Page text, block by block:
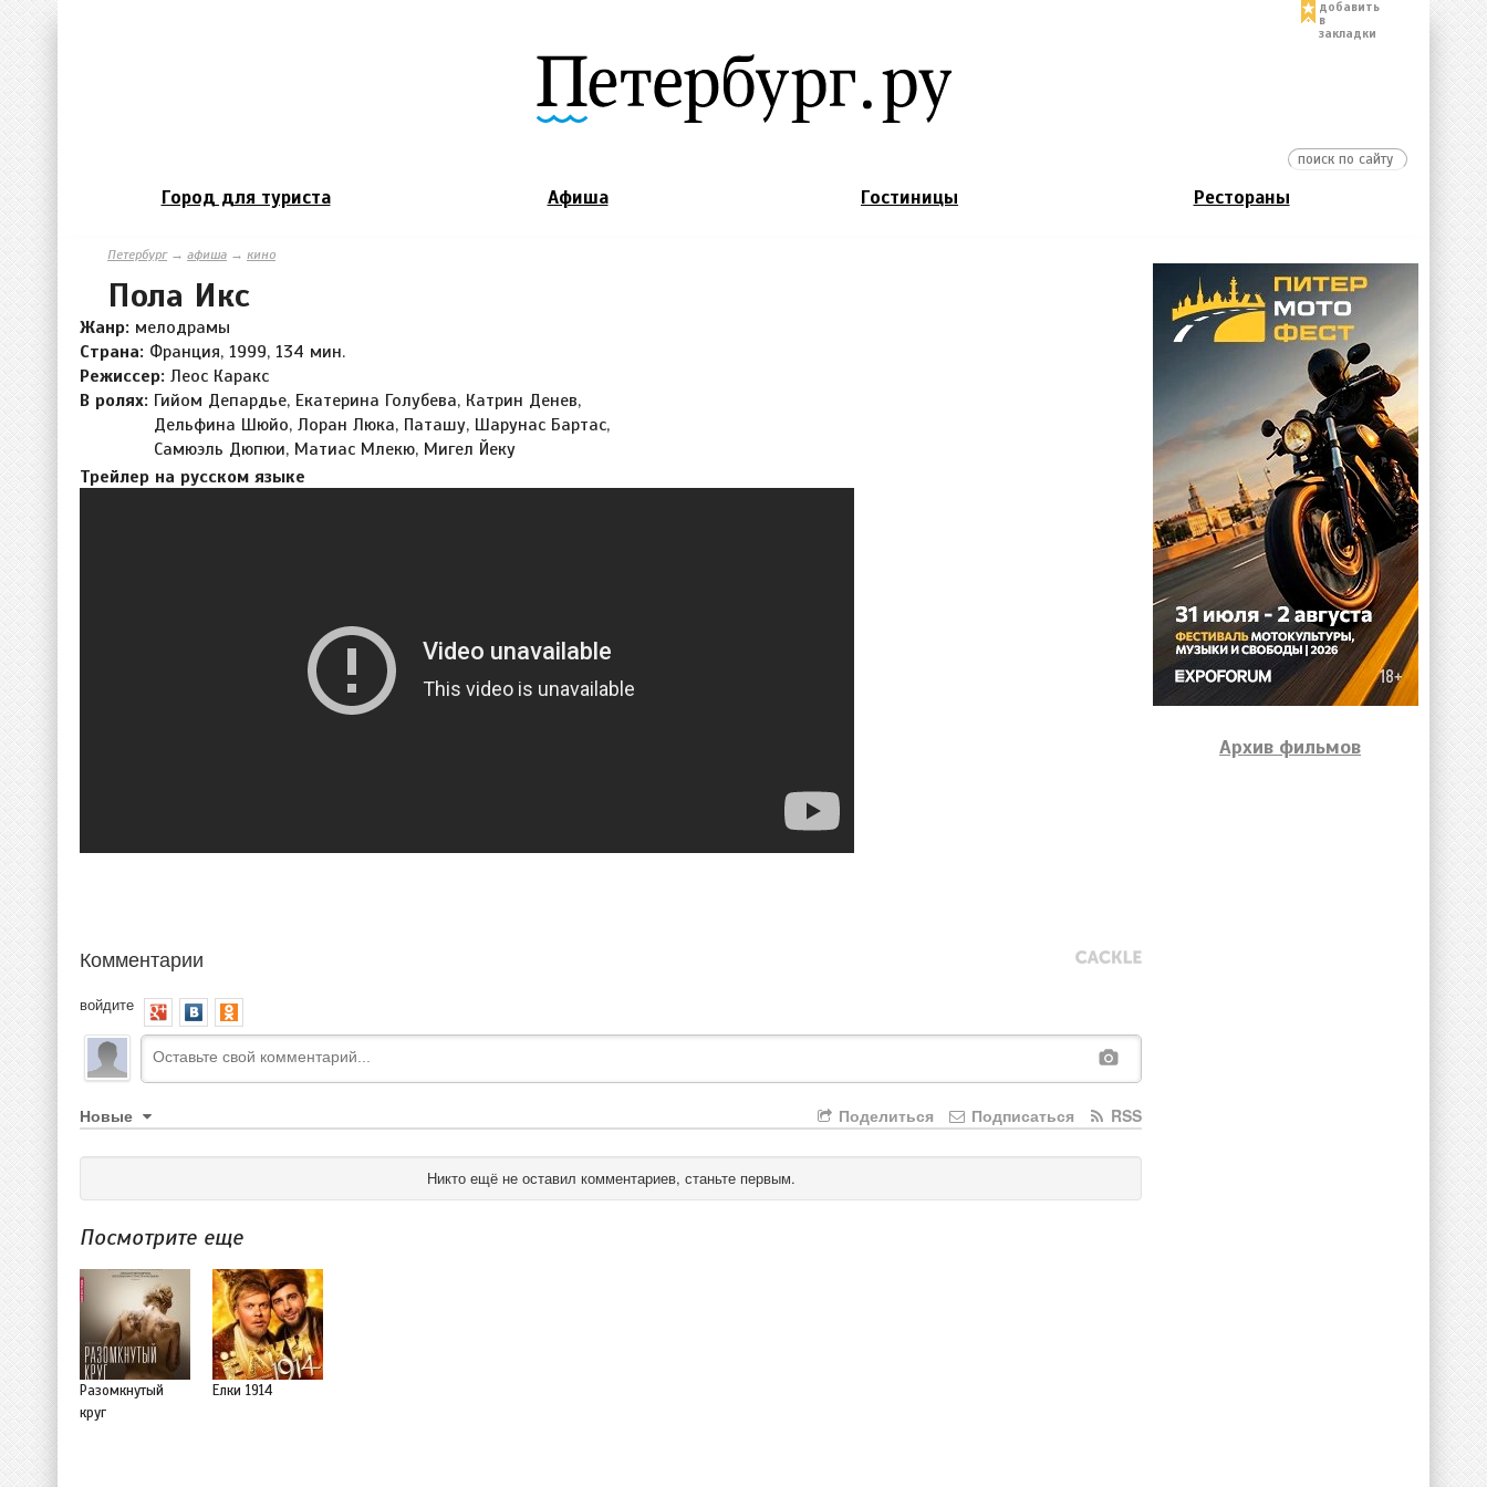
добавить
в
закладки
Город для туриста Афиша Гостиницы Рестораны
Петербург→ афиша → кино
Пола Икс
Жанр: мелодрамы
Страна: Франция, 1999, 134 мин.
Режиссер: Леос Каракс
В ролях: Гийом Депардье, Екатерина Голубева, Катрин Денев,
Дельфина Шюйо, Лоран Люка, Паташу, Шарунас Бартас,
Самюэль Дюпюи, Матиас Млекю, Мигел Йеку
Трейлер на русском языке
Комментарии
войдите
Новые RSS
Подписаться
Поделиться
Никто ещё не оставил комментариев, станьте первым.
Посмотрите еще
Разомкнутый
круг
Елки 1914
Архив фильмов